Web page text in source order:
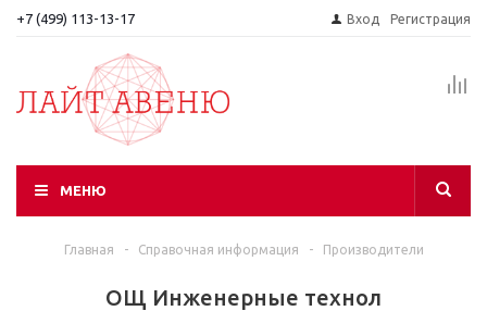
+7 (499) 113-13-17 Вход Регистрация
МЕНЮ
Главная - Справочная информация - Производители
ОЩ Инженерные технол